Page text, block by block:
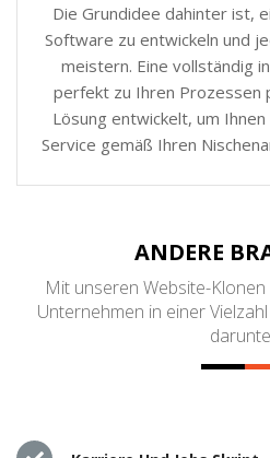
Die Grundidee dahinter ist,
Software zu entwickeln und
meistern. Eine vollständig
perfekt zu Ihren Prozessen
Lösung entwickelt, um
Service gemäß Ihren
ANDERE
Mit unseren Website-
Unternehmen in einer